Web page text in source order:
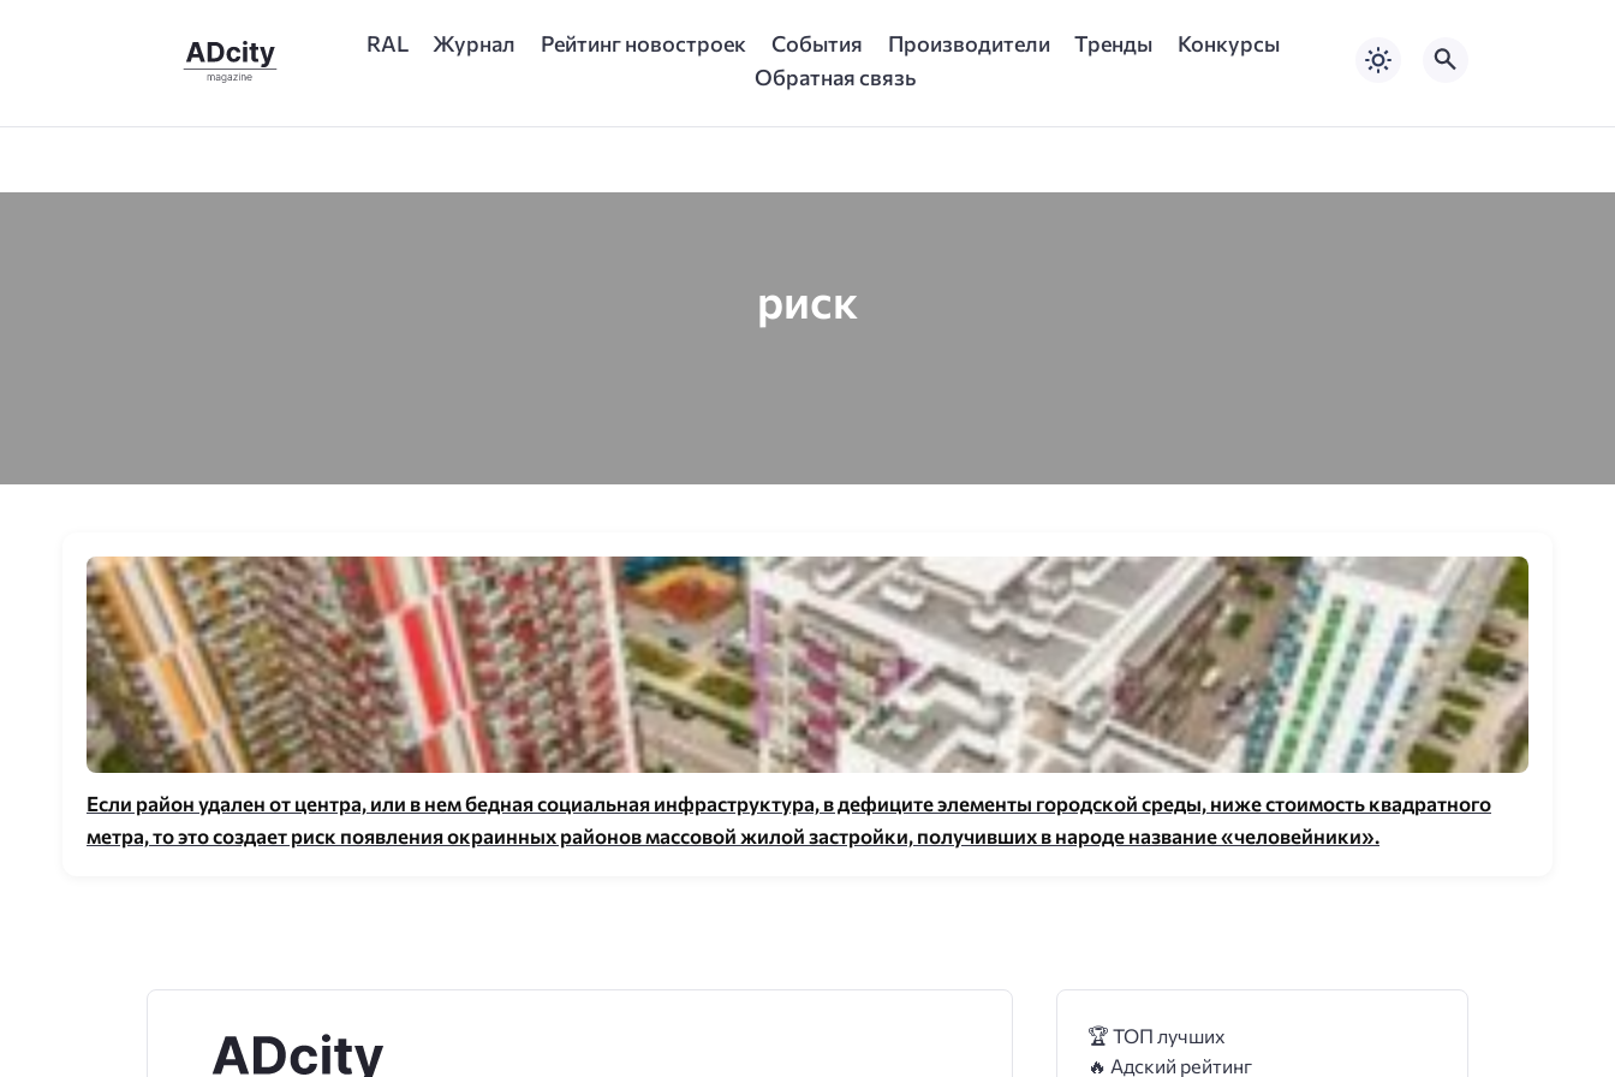
RAL Журнал Рейтинг новостроек События Производители Тренды
Конкурсы
Обратная связь
риск
Если район удален от центра, или в нем бедная социальная инфраструктура, в дефиците элементы городской среды, ниже стоимость квадратного
метра, то это создает риск появления окраинных районов массовой жилой застройки, получивших в народе название «человейники».
🏆 ТОП лучших
🔥 Адский рейтинг